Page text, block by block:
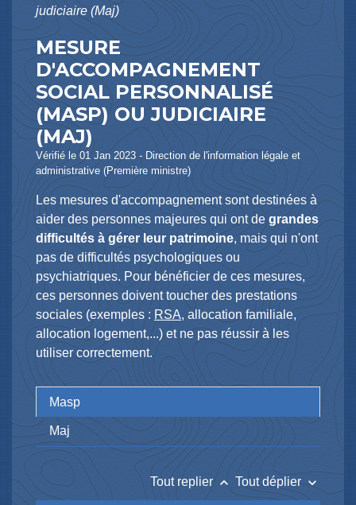
judiciaire (Maj)
MESURE
D'ACCOMPAGNEMENT
SOCIAL PERSONNALISÉ
(MASP) OU JUDICIAIRE
(MAJ)
Vérifié le 01 Jan 2023 - Direction de l'information légale et
administrative (Première ministre)
Les mesures d'accompagnement sont destinées à
aider des personnes majeures qui ont degrandes
difficultés à gérer leur patrimoine, mais qui n'ont
pas de difficultés psychologiques ou
psychiatriques. Pour bénéficier de ces mesures,
ces personnes doivent toucher des prestations
sociales (exemples : RSA, allocation familiale,
allocation logement,...) et ne pas réussir à les
utiliser correctement.
Masp
Maj
Tout replier keyboard_arrow_up Tout déplierkeyboard_arrow_down